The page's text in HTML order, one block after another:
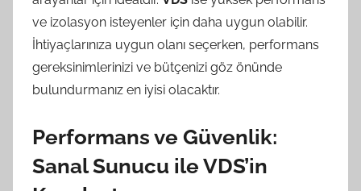
ve izolasyon isteyenler için daha uygun olabilir.
İhtiyaçlarınıza uygun olanı seçerken, performans
gereksinimlerinizi ve bütçenizi göz önünde
bulundurmanız en iyisi olacaktır.
Performans ve Güvenlik:
Sanal Sunucu ile VDS’in